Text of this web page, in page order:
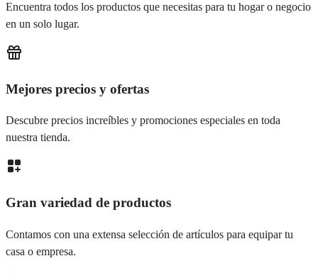
Encuentra todos los productos que necesitas para tu hogar o negocio
en un solo lugar.
Mejores precios y ofertas
Descubre precios increíbles y promociones especiales en toda
nuestra tienda.
Gran variedad de productos
Contamos con una extensa selección de artículos para equipar tu
casa o empresa.